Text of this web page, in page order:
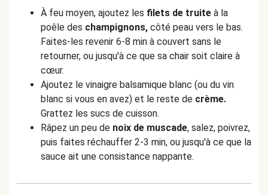
À feu moyen, ajoutez les filets de truite à la
poêle des champignons, côté peau vers le bas.
Faites-les revenir 6-8 min à couvert sans le
retourner, ou jusqu'à ce que sa chair soit claire à
cœur.
Ajoutez le vinaigre balsamique blanc (ou du vin
blanc si vous en avez) et le reste de crème.
Grattez les sucs de cuisson.
Râpez un peu de noix de muscade, salez, poivrez,
puis faites réchauffer 2-3 min, ou jusqu'à ce que la
sauce ait une consistance nappante.